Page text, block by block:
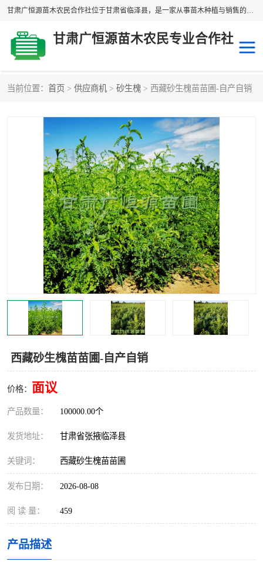
甘肃广恒源苗木农民合作社位于甘肃省临泽县，是一家从事苗木种植与销售的农民合作组织，合作社拥有苗木基地1500多亩，种植苗木品种40多个，年产各类苗木2000多万株。主营：白刺苗、红柳苗、梭梭苗等，我们以“种植一流的苗子，诚信经营”的经营理念，竭诚为每一位客户做优质的服务，欢迎来电咨询！
甘肃广恒源苗木农民专业合作社
当前位置： 首页 > 供应商机 > 砂生槐 > 西藏砂生槐苗苗圃-自产自销
西藏砂生槐苗苗圃-自产自销
价格： 面议
产品数量： 100000.00个
发货地址： 甘肃省张掖临泽县
关键词： 西藏砂生槐苗苗圃
发布日期： 2026-08-08
阅 读 量： 459
产品描述
圆冠榆 柠条
白刺苗
沙枣树 红柳苗
沙棘苗 柽柳苗
砂生槐 四翅滨藜